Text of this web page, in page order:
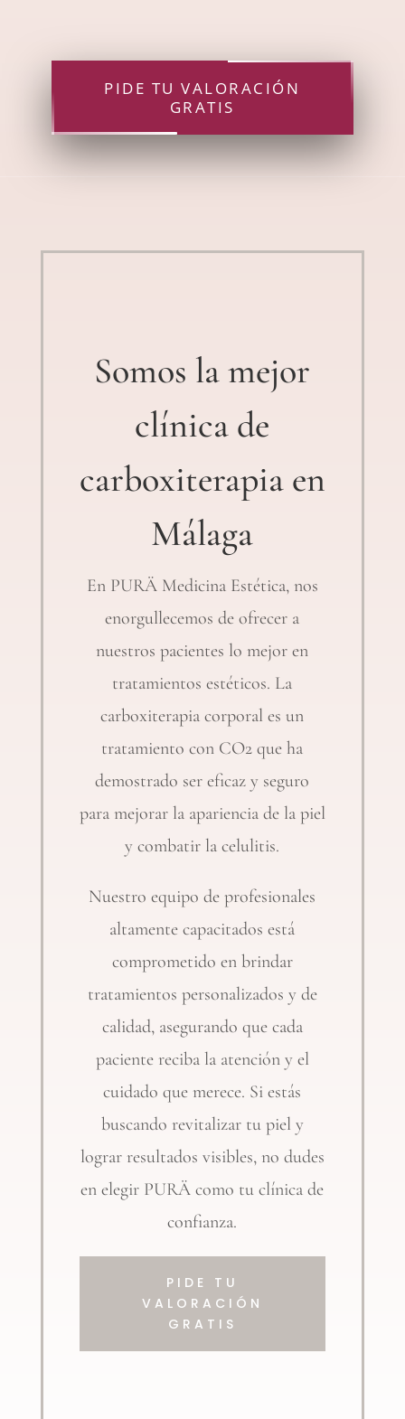
PIDE TU VALORACIÓN
GRATIS
Somos la mejor
clínica de
carboxiterapia en
Málaga
En PURÄ Medicina Estética, nos
enorgullecemos de ofrecer a
nuestros pacientes lo mejor en
tratamientos estéticos. La
carboxiterapia corporal es un
tratamiento con CO2 que ha
demostrado ser eficaz y seguro
para mejorar la apariencia de la piel
y combatir la celulitis.
Nuestro equipo de profesionales
altamente capacitados está
comprometido en brindar
tratamientos personalizados y de
calidad, asegurando que cada
paciente reciba la atención y el
cuidado que merece. Si estás
buscando revitalizar tu piel y
lograr resultados visibles, no dudes
en elegir PURÄ como tu clínica de
confianza.
PIDE TU
VALORACIÓN
GRATIS